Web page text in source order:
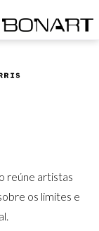
reúne artistas
os limites e